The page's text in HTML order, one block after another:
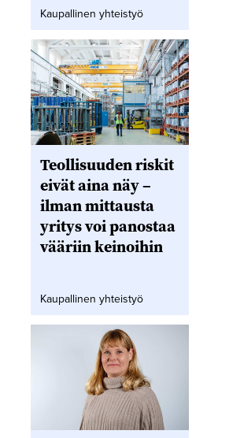
Kaupallinen yhteistyö
Teollisuuden riskit
eivät aina näy –
ilman mittausta
yritys voi panostaa
vääriin keinoihin
Kaupallinen yhteistyö